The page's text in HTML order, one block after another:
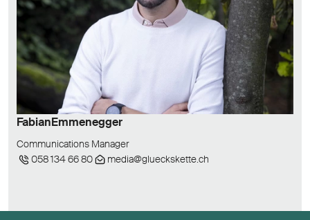
FabianEmmenegger
Communications Manager
058 134 66 80
media@glueckskette.ch